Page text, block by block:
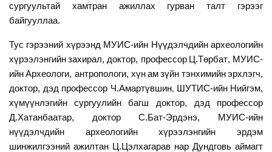
сургуультай
хамтран ажиллах гурван талт
гэрээг
байгууллаа.
Тус гэрээний хүрээнд МУИС-ийн Нүүдэлчдийн археологийн
хүрээлэнгийн захирал, доктор, профессор Ц .Төрбат, МУИС-
ийн Археологи, антропологи, хүн ам зүйн тэнхимийн эрхлэгч,
доктор, дэд профессор Ч.Амартүвшин, ШУТИС-ийн Нийгэм,
хүмүүнлэгийн
сургуулийн багш доктор, дэд
профессор
Д.Хатанбаатар, доктор С.Бат-Эрдэнэ, МУИС-ийн
нүүдэлчдийн
археологийн хүрээлэнгийн
эрдэм
шинжилгээний ажилтан Ц . Цэлхагарав нар Дундговь аймагт